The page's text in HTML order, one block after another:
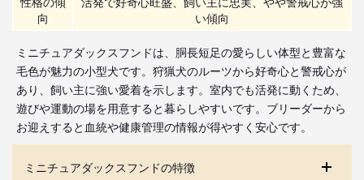
向
い傾向
ミニチュアダックスフンドは、胴長短足の愛らしい体型と豊富な
毛色が魅力の小型犬です。狩猟犬のルーツから好奇心と警戒心が
あり、飼い主に強い愛着を示します。室内でも活発に動くため、
遊びや運動の場を用意すると暮らしやすいです。ブリーダーから
お迎えすると血統や健康管理の情報が得やすく安心です。
ミニチュアダックスフンドの特徴